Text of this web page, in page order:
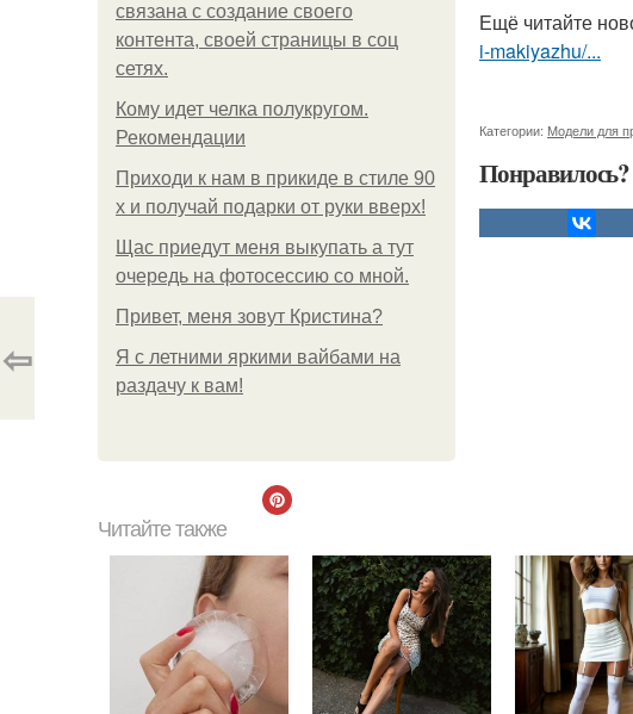
связана с создание своего
контента, своей страницы в соц
сетях.
Кому идет челка полукругом.
Рекомендации
Приходи к нам в прикиде в стиле 90
х и получай подарки от руки вверх!
Щас приедут меня выкупать а тут
очередь на фотосессию со мной.
Привет, меня зовут Кристина?
Я с летними яркими вайбами на
раздачу к вам!
Ещё читайте
i-makiyazhu/...
Категории: Модели для
Понравилось?
⇦
Читайте также